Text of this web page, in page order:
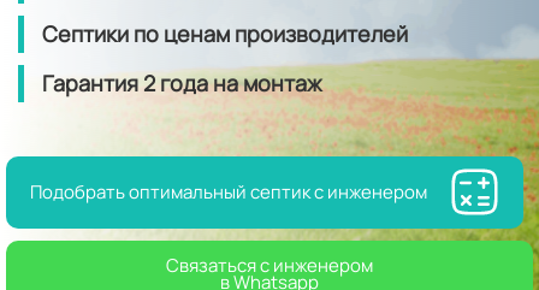
Септики по ценам производителей
Гарантия2 годана монтаж
Подобрать оптимальный септик с инженером
Связаться с инженером
в Whatsapp